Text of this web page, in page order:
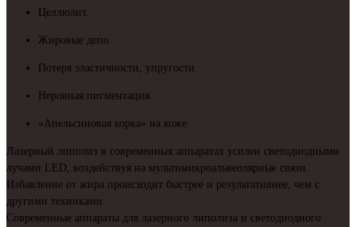
Целлюлит.
Жировые депо.
Потеря эластичности, упругости.
Неровная пигментация.
«Апельсиновая корка» на коже.
Лазерный липолиз в современных аппаратах усилен светодиодными
лучами LED, воздействуя на мультимикроальвеолярные связи.
Избавление от жира происходит быстрее и результативнее, чем с
другими техниками.
Современные аппараты для лазерного липолиза и светодиодного